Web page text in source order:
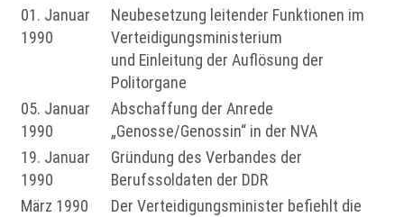
01. Januar
1990
Neubesetzung leitender Funktionen im
Verteidigungsministerium
und Einleitung der Auflösung der
Politorgane
05. Januar
1990
Abschaffung der Anrede
„Genosse/Genossin“ in der NVA
19. Januar
1990
Gründung des Verbandes der
Berufssoldaten der DDR
März 1990
Der Verteidigungsminister befiehlt die